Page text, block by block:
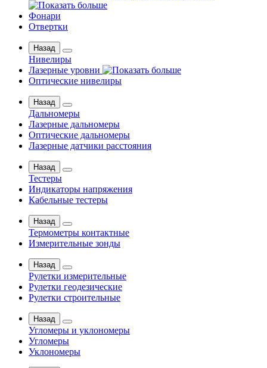
Фонари
Отвертки
Назад
Нивелиры
Лазерные уровни
Оптические нивелиры
Назад
Дальномеры
Лазерные дальномеры
Оптические дальномеры
Лазерные датчики расстояния
Назад
Тестеры
Индикаторы напряжения
Кабельные тестеры
Назад
Термометры контактные
Измерительные зонды
Назад
Рулетки измерительные
Рулетки геодезические
Рулетки строительные
Назад
Угломеры и уклономеры
Угломеры
Уклономеры